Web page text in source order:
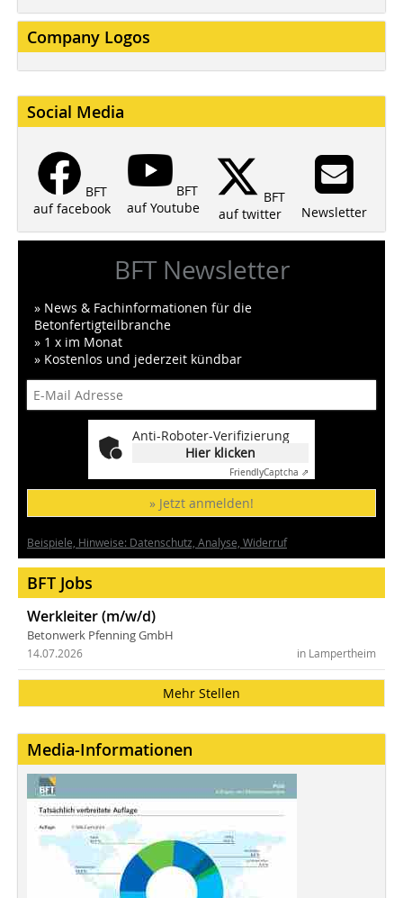
Company Logos
Social Media
BFT
auf facebook
BFT
auf Youtube
BFT
auf twitter
Newsletter
BFT Newsletter
» News & Fachinformationen für die
Betonfertigteilbranche
» 1 x im Monat
» Kostenlos und jederzeit kündbar
Anti-Roboter-Verifizierung
Hier klicken
FriendlyCaptcha ⇗
» Jetzt anmelden!
Beispiele, Hinweise: Datenschutz, Analyse, Widerruf
BFT Jobs
Werkleiter (m/w/d)
Betonwerk Pfenning GmbH
in Lampertheim
14.07.2026
Mehr Stellen
Media-Informationen